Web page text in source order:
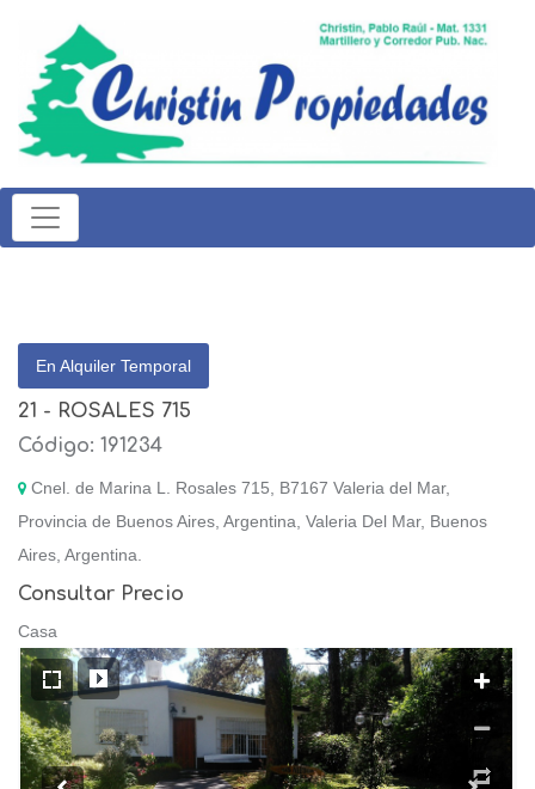
En Alquiler Temporal
21 - ROSALES 715
Código: 191234
Cnel. de Marina L. Rosales 715, B7167 Valeria del Mar,
Provincia de Buenos Aires, Argentina, Valeria Del Mar, Buenos
Aires, Argentina.
Consultar Precio
Casa